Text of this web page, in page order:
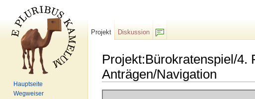
Projekt:Bürokratenspiel/4.
Anträgen/Navigation
Projekt
Diskussion
Hauptseite
Wegweiser